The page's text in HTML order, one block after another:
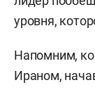
уровня,
Напомним,
Ираном,